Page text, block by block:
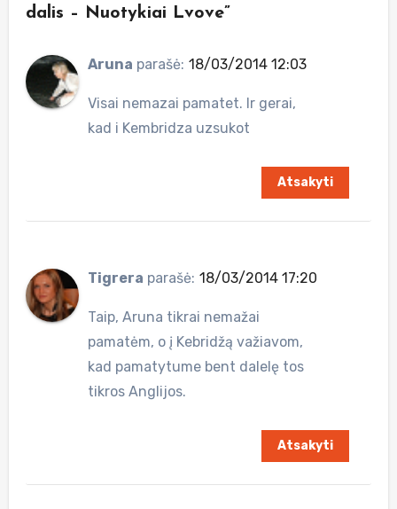
dalis – Nuotykiai Lvove”
Aruna parašė: 18/03/2014 12:03
Visai nemazai pamatet. Ir gerai,
kad i Kembridza uzsukot
Atsakyti
Tigrera parašė: 18/03/2014 17:20
Taip, Aruna tikrai nemažai
pamatėm, o į Kebridžą važiavom,
kad pamatytume bent dalelę tos
tikros Anglijos.
Atsakyti